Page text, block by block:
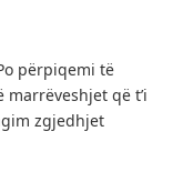
përpiqemi të
marrëveshjet që t’i
zgjedhjet